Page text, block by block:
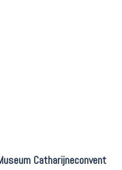
Catharijneconvent